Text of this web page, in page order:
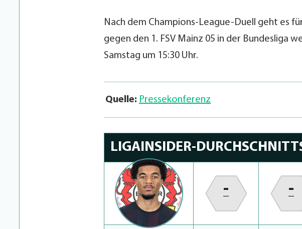
Nach dem Champions-League-Duell geht es
gegen den 1. FSV Mainz 05 in der Bundesliga
Samstag um 15:30 Uhr.
Quelle: Pressekonferenz
LIGAINSIDER-
- -